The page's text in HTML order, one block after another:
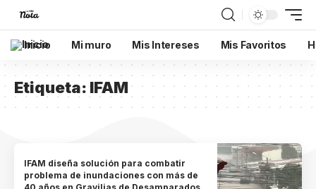
Inicio Mi muro Mis Intereses Mis Favoritos
Etiqueta:IFAM
IFAM diseña solución para combatir
problema de inundaciones con más de